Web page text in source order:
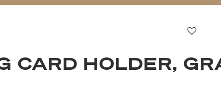
CARD HOLDER,